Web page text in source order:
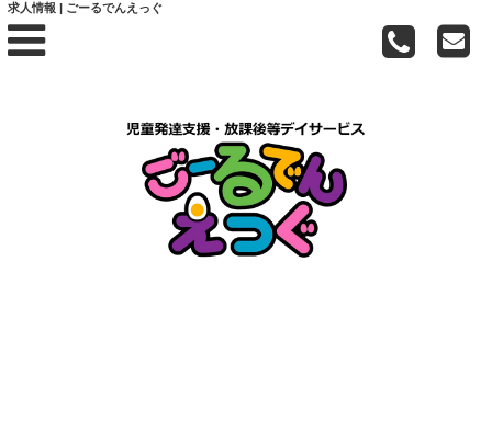
求人情報 | ごーるでんえっぐ